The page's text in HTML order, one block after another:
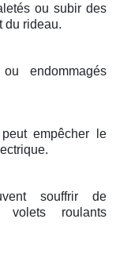
ou subir des
du rideau.
endommagés
empêcher le
souffrir de
volets roulants